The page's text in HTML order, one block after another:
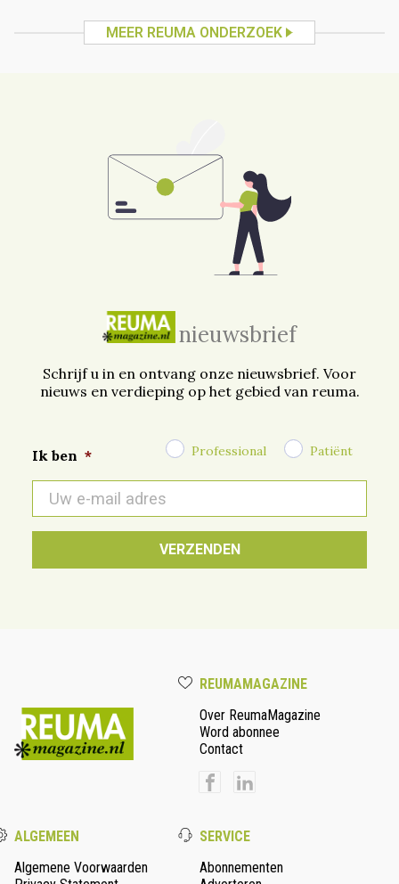
MEER REUMA ONDERZOEK
nieuwsbrief
Schrijf u in en ontvang onze nieuwsbrief. Voor
nieuws en verdieping op het gebied van reuma.
Ik ben * Professional Patiënt
mail
*
REUMAMAGAZINE
Over ReumaMagazine
Word abonnee
Contact
ALGEMEEN
Algemene Voorwaarden
SERVICE
Abonnementen